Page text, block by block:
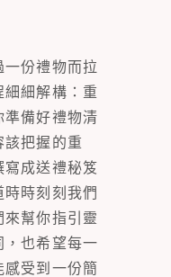
份禮物而拉
細解構：重
備好禮物清
把握的重
成送禮秘笈
時刻刻我們
幫你指引靈
也希望每一
受到一份簡